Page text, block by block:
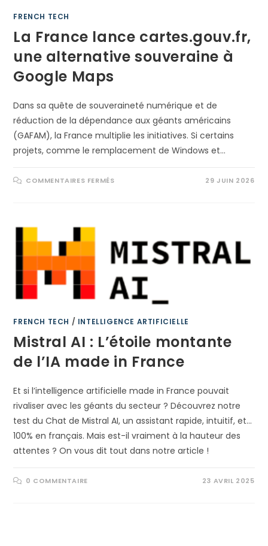
FRENCH TECH
La France lance cartes.gouv.fr,
une alternative souveraine à
Google Maps
Dans sa quête de souveraineté numérique et de
réduction de la dépendance aux géants américains
(GAFAM), la France multiplie les initiatives. Si certains
projets, comme le remplacement de Windows et…
COMMENTAIRES FERMÉSSUR
À
GOOGLE
MAPS
29 JUIN 2026
FRENCH TECH / INTELLIGENCE ARTIFICIELLE
Mistral AI : L’étoile montante
de l’IA made in France
Et si l’intelligence artificielle made in France pouvait
rivaliser avec les géants du secteur ? Découvrez notre
test du Chat de Mistral AI, un assistant rapide, intuitif, et…
100% en français. Mais est-il vraiment à la hauteur des
attentes ? On vous dit tout dans notre article !
0 COMMENTAIRE 23 AVRIL 2025